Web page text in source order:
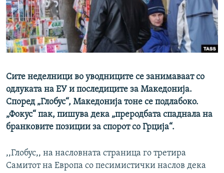
РСЕ веб страници
Сите неделници во уводниците се занимаваат со
одлуката на ЕУ и последиците за Македонија.
Според „Глобус“, Македонија тоне се подлабоко.
„Фокус“ пак, пишува дека „преродбата спаднала на
бранковите позиции за спорот со Грција“.
,,Глобус,, на насловната страница го третира
Самитот на Европа со песимистички наслов дека